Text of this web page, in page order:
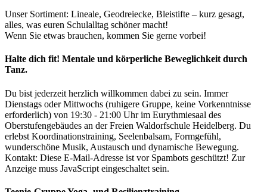
Unser Sortiment: Lineale, Geodreiecke, Bleistifte – kurz gesagt,
alles, was euren Schulalltag schöner macht!
Wenn Sie etwas brauchen, kommen Sie gerne vorbei!
Halte dich fit! Mentale und körperliche Beweglichkeit durch
Tanz.
Du bist jederzeit herzlich willkommen dabei zu sein. Immer
Dienstags oder Mittwochs (ruhigere Gruppe, keine Vorkenntnisse
erforderlich) von 19:30 - 21:00 Uhr im Eurythmiesaal des
Oberstufengebäudes an der Freien Waldorfschule Heidelberg. Du
erlebst Koordinationstraining, Seelenbalsam, Formgefühl,
wunderschöne Musik, Austausch und dynamische Bewegung.
Kontakt: Diese E-Mail-Adresse ist vor Spambots geschützt! Zur
Anzeige muss JavaScript eingeschaltet sein.